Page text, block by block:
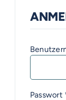
Passwort